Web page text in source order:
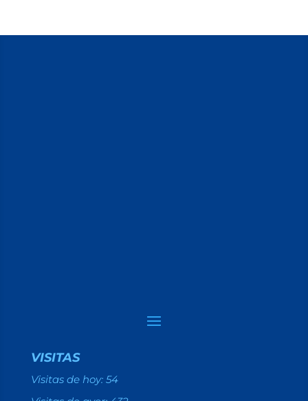
VISITAS
Visitas de hoy: 54